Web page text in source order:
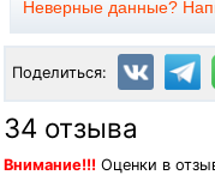
Неверные данные?
Поделиться:
34 отзыва
Внимание!!! Оценки в